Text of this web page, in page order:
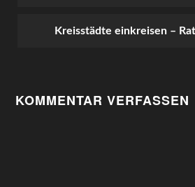
POSTKreisstädte einkreisen –
KOMMENTAR VERFASSEN